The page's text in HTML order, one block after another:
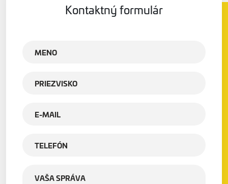
Kontaktný formulár